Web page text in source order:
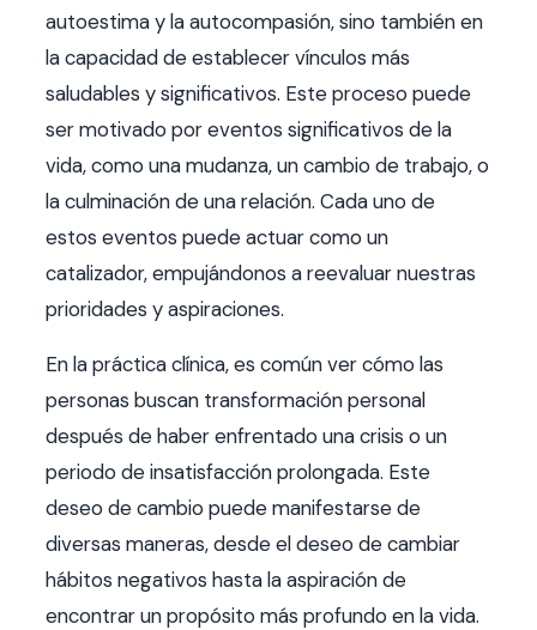
autoestima y la autocompasión, sino también en
la capacidad de establecer vínculos más
saludables y significativos. Este proceso puede
ser motivado por eventos significativos de la
vida, como una mudanza, un cambio de trabajo, o
la culminación de una relación. Cada uno de
estos eventos puede actuar como un
catalizador, empujándonos a reevaluar nuestras
prioridades y aspiraciones.
En la práctica clínica, es común ver cómo las
personas buscan transformación personal
después de haber enfrentado una crisis o un
periodo de insatisfacción prolongada. Este
deseo de cambio puede manifestarse de
diversas maneras, desde el deseo de cambiar
hábitos negativos hasta la aspiración de
encontrar un propósito más profundo en la vida.